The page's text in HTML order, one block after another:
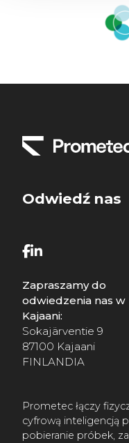
Odwiedź nas
Zapraszamy do
odwiedzenia nas w
Kajaani:
Sokajärventie 9
87100 Kajaani
FINLANDIA
Prometec łączy
cyfrową inteligencją
pobieranie próbek,